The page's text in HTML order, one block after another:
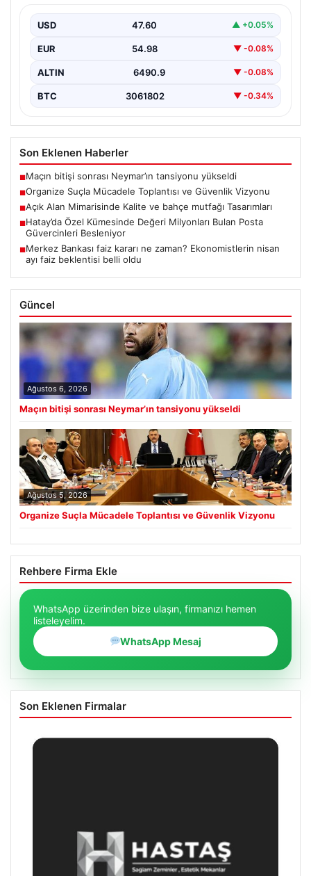
mücadele alanında yeni bir dönemi başlatmak amacıyla
önemli…
USD 47.60 ▲ +0.05%
EUR 54.98 ▼ -0.08%
ALTIN 6490.9 ▼ -0.08%
BTC 3061802 ▼ -0.34%
Son Eklenen Haberler
■Maçın bitişi sonrası Neymar’ın tansiyonu yükseldi
■Organize Suçla Mücadele Toplantısı ve Güvenlik Vizyonu
■Açık Alan Mimarisinde Kalite ve bahçe mutfağı Tasarımları
■Hatay’da Özel Kümesinde Değeri Milyonları Bulan Posta
Güvercinleri Besleniyor
■Merkez Bankası faiz kararı ne zaman? Ekonomistlerin nisan
ayı faiz beklentisi belli oldu
Güncel
Ağustos 6, 2026
Maçın bitişi sonrası Neymar’ın tansiyonu yükseldi
Ağustos 5, 2026
Organize Suçla Mücadele Toplantısı ve Güvenlik Vizyonu
Rehbere Firma Ekle
WhatsApp üzerinden bize ulaşın, firmanızı hemen
listeleyelim.
WhatsApp Mesaj
Son Eklenen Firmalar